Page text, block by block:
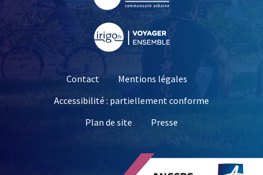
Contact
Mentions légales
Accessibilité : partiellement conforme
Plan de site
Presse